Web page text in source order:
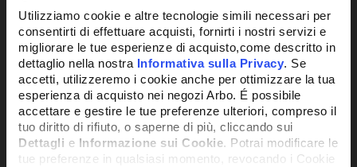
Utilizziamo cookie e altre tecnologie simili necessari per
consentirti di effettuare acquisti, fornirti i nostri servizi e
migliorare le tue esperienze di acquisto,come descritto in
dettaglio nella nostra Informativa sulla Privacy. Se
accetti, utilizzeremo i cookie anche per ottimizzare la tua
esperienza di acquisto nei negozi Arbo. É possibile
accettare e gestire le tue preferenze ulteriori, compreso il
tuo diritto di rifiuto, o saperne di più, cliccando sui
Dettagli e Informazione sui Cookie. Potrai modificare le
tue preferenze in qualsiasi momento, revocando i Cookie